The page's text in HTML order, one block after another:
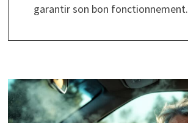
garantir son bon fonctionnement.